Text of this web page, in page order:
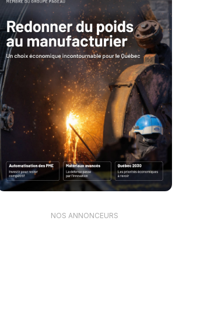
NOS ANNONCEURS